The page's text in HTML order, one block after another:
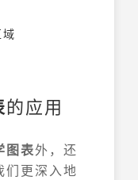
的应用
图表外，还
们更深入地